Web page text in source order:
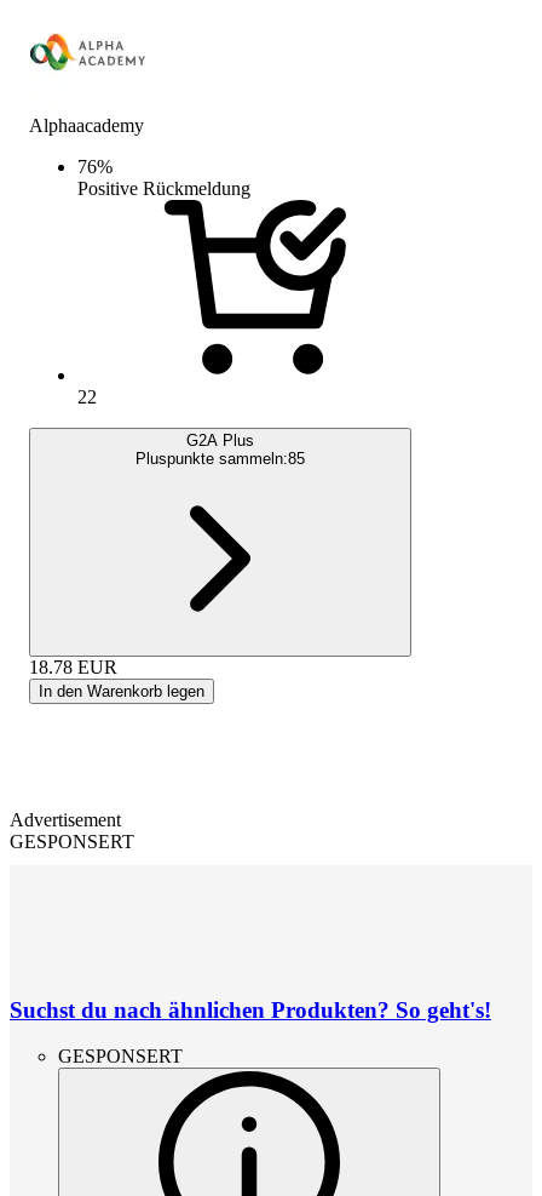
Alphaacademy
76%
Positive Rückmeldung
22
G2A Plus
Pluspunkte sammeln:85
18.78 EUR
In den Warenkorb legen
Advertisement
GESPONSERT
Suchst du nach ähnlichen Produkten? So geht's!
GESPONSERT